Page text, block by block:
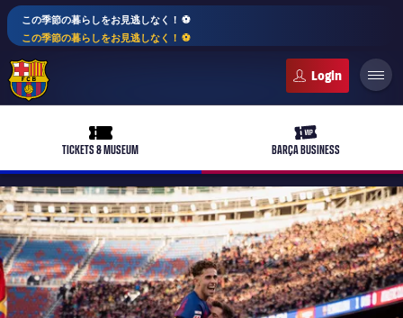
この季節の暮らしをお見逃しなく！ ⚽️
この季節の暮らしをお見逃しなく！ ⚽️
ticket-full
TICKETS & MUSEUM
ticket-vip
BARÇA BUSINESS
plusicon
label.aria.plus
PLUSICON
LABEL.ARIA.PLUS
トップチーム